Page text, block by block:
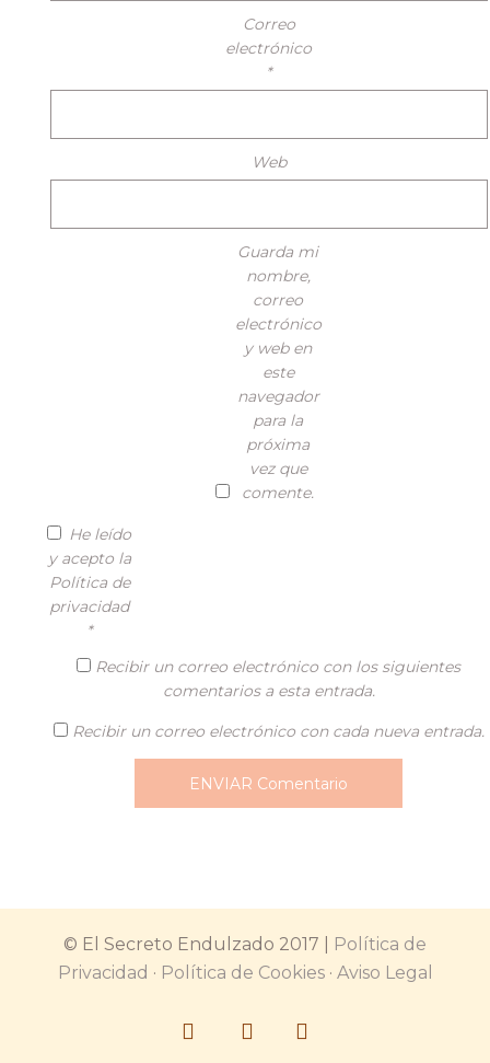
Correo
electrónico
*
Web
Guarda mi
nombre,
correo
electrónico
y web en
este
navegador
para la
próxima
vez que
comente.
He leído
y acepto la
Política de
privacidad
*
Recibir un correo electrónico con los siguientes
comentarios a esta entrada.
Recibir un correo electrónico con cada nueva entrada.
© El Secreto Endulzado 2017 |
Política de
Privacidad · Política de Cookies· Aviso Legal